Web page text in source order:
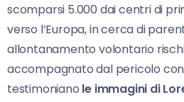
scomparsi 5.000 dai centri di
verso l’Europa, in cerca di
allontanamento volontario
accompagnato dal pericolo
testimoniano le immagini di